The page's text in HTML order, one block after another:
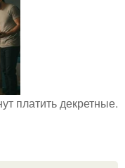
платить декретные.